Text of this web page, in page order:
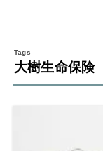
大樹生命保険